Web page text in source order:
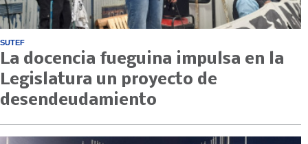
SUTEF
La docencia fueguina impulsa en la
Legislatura un proyecto de
desendeudamiento